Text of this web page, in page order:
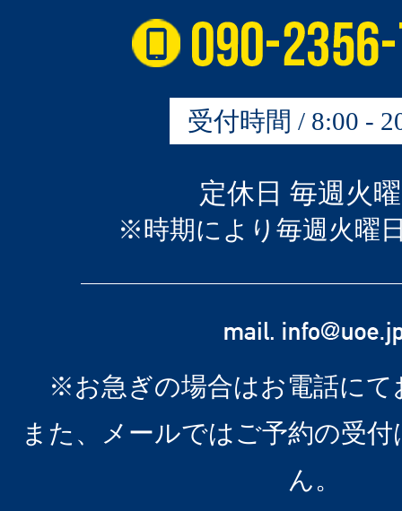
受付時間 / 8:00 -
定休日 毎週火
※時期により毎週火曜
※お急ぎの場合はお電話にて
また、メールではご予約の受
ん。